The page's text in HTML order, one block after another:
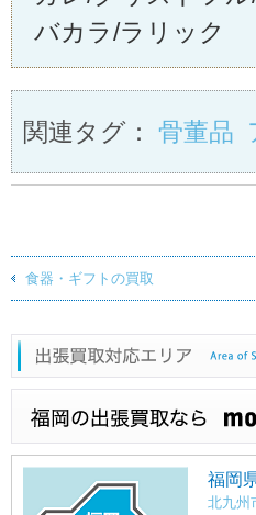
バカラ/ラリック
関連タグ： 骨董品
食器・ギフトの買取
福岡
北九州